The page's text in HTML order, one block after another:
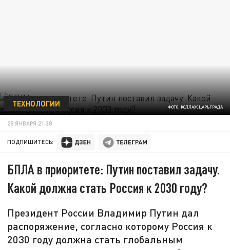
ФОТО: КОЛЛАЖ ЦАРЬГРАДА
ТЕХНОЛОГИИ
28 ЯНВАРЯ 21:38
ПОДПИШИТЕСЬ:
БПЛА в приоритете: Путин поставил задачу.
Какой должна стать Россия к 2030 году?
Президент России Владимир Путин дал
распоряжение, согласно которому Россия к
2030 году должна стать глобальным